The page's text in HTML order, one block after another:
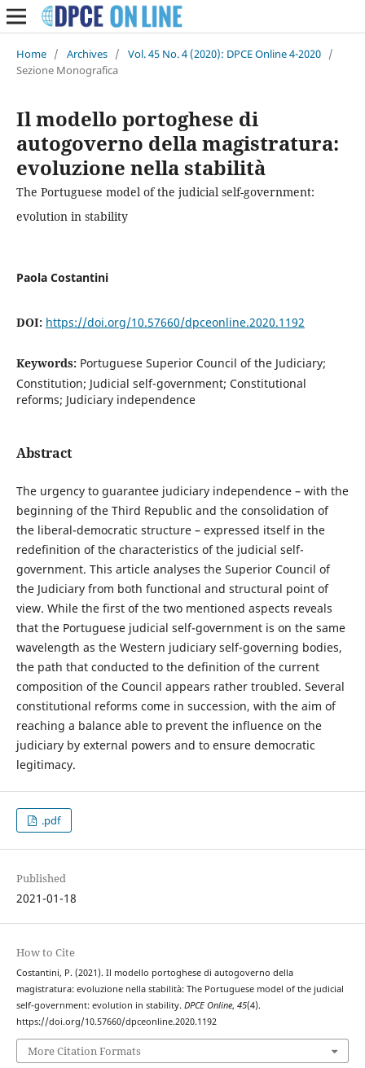
Home / Archives / Vol. 45 No. 4 (2020): DPCE Online 4-2020 /
Sezione Monografica
Il modello portoghese di
autogoverno della magistratura:
evoluzione nella stabilità
The Portuguese model of the judicial self-government:
evolution in stability
Paola Costantini
DOI: https://doi.org/10.57660/dpceonline.2020.1192
Keywords: Portuguese Superior Council of the Judiciary;
Constitution; Judicial self-government; Constitutional
reforms; Judiciary independence
Abstract
The urgency to guarantee judiciary independence – with the
beginning of the Third Republic and the consolidation of
the liberal-democratic structure – expressed itself in the
redefinition of the characteristics of the judicial self-
government. This article analyses the Superior Council of
the Judiciary from both functional and structural point of
view. While the first of the two mentioned aspects reveals
that the Portuguese judicial self-government is on the same
wavelength as the Western judiciary self-governing bodies,
the path that conducted to the definition of the current
composition of the Council appears rather troubled. Several
constitutional reforms come in succession, with the aim of
reaching a balance able to prevent the influence on the
judiciary by external powers and to ensure democratic
legitimacy.
.pdf
Published
2021-01-18
How to Cite
Costantini, P. (2021). Il modello portoghese di autogoverno della
magistratura: evoluzione nella stabilità: The Portuguese model of the judicial
self-government: evolution in stability. DPCE Online, 45(4).
https://doi.org/10.57660/dpceonline.2020.1192
More Citation Formats